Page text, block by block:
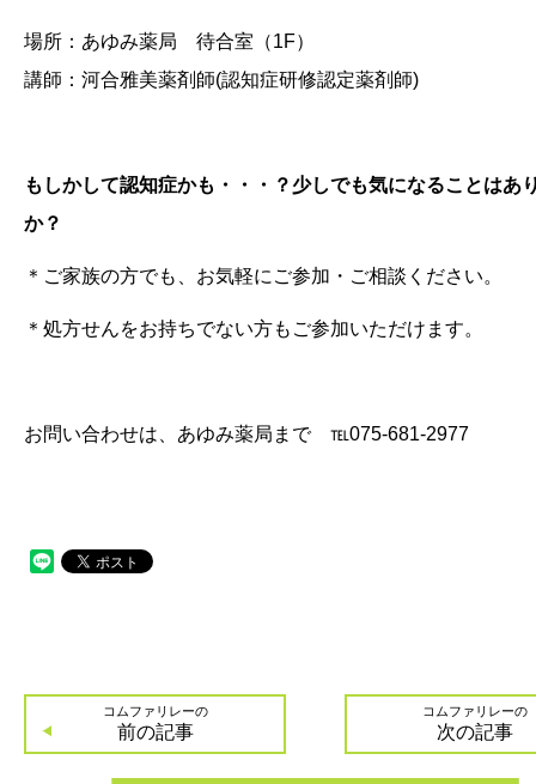
場所：あゆみ薬局 待合室（1F）
講師：河合雅美薬剤師(認知症研修認定薬剤師)
もしかして認知症かも・・・？少しでも気になることはあ
か？
＊ご家族の方でも、お気軽にご参加・ご相談ください。
＊処方せんをお持ちでない方もご参加いただけます。
お問い合わせは、あゆみ薬局まで ℡075-681-2977
コムファリレーの
前の記事
コムファリレーの
次の記事